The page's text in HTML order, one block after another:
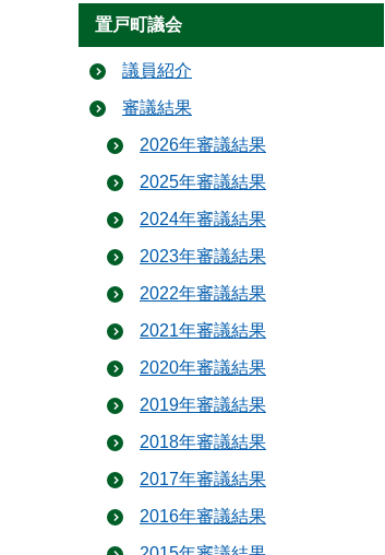
置戸町議会
議員紹介
審議結果
2026年審議結果
2025年審議結果
2024年審議結果
2023年審議結果
2022年審議結果
2021年審議結果
2020年審議結果
2019年審議結果
2018年審議結果
2017年審議結果
2016年審議結果